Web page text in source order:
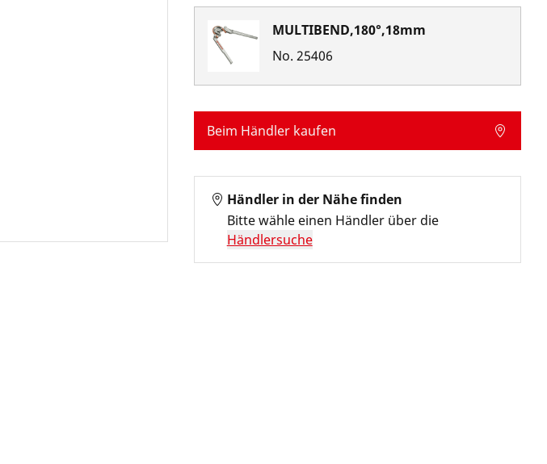
MULTIBEND,180°,18mm
No. 25406
Beim Händler kaufen
Händler in der Nähe finden
Bitte wähle einen Händler über die
Händlersuche